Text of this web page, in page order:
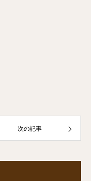
次の記事